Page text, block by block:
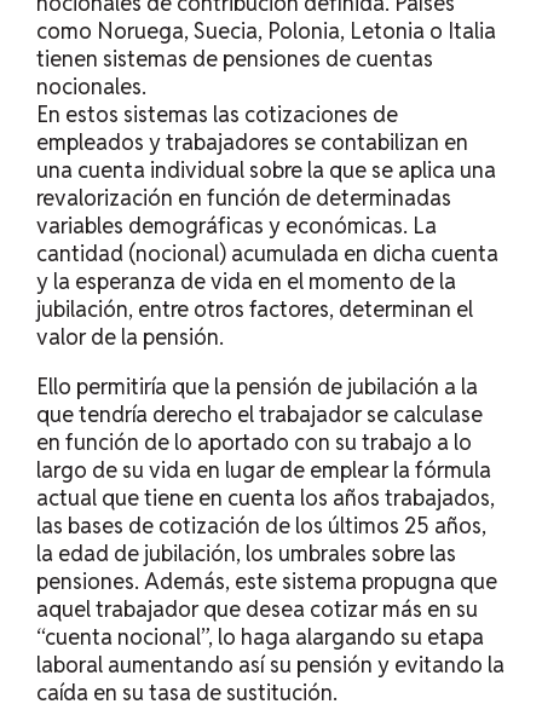
como Noruega, Suecia, Polonia, Letonia o Italia
tienen sistemas de pensiones de cuentas
nocionales.
En estos sistemas las cotizaciones de
empleados y trabajadores se contabilizan en
una cuenta individual sobre la que se aplica una
revalorización en función de determinadas
variables demográficas y económicas. La
cantidad (nocional) acumulada en dicha cuenta
y la esperanza de vida en el momento de la
jubilación, entre otros factores, determinan el
valor de la pensión.
Ello permitiría que la pensión de jubilación a la
que tendría derecho el trabajador se calculase
en función de lo aportado con su trabajo a lo
largo de su vida en lugar de emplear la fórmula
actual que tiene en cuenta los años trabajados,
las bases de cotización de los últimos 25 años,
la edad de jubilación, los umbrales sobre las
pensiones. Además, este sistema propugna que
aquel trabajador que desea cotizar más en su
“cuenta nocional”, lo haga alargando su etapa
laboral aumentando así su pensión y evitando la
caída en su tasa de sustitución.